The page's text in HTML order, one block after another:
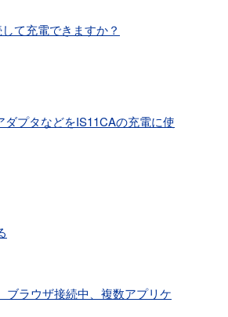
て充電できますか？
プタなどをIS11CAの充電に使
ラウザ接続中、複数アプリケ